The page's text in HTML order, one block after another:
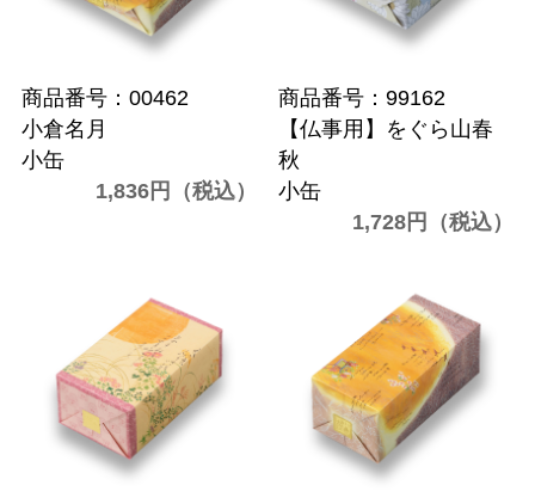
商品番号：00462
小倉名月
小缶
1,836円（税込）
商品番号：99162
【仏事用】をぐら山春
秋
小缶
1,728円（税込）